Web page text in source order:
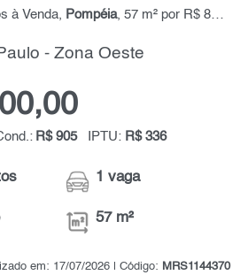
à Venda, Pompéia, 57 m² por R$ 800.000,00
- Zona Oeste
R$ 905 IPTU: R$ 336
1 vaga
57 m²
em: 17/07/2026 | Código: MRS1144370